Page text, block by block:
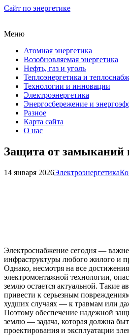
Сайт по энергетике
Меню
Атомная энергетика
Возобновляемая энергетика
Нефть, газ и уголь
Теплоэнергетика и
Технологии и инновации
Электроэнергетика
Энергосбережение и
Разное
Карта сайта
О нас
Защита от замыканий
14 января 2026Электроэнергетика
Электроснабжение сегодня —
инфраструктуры любого жилого и
Однако, несмотря на все
электромонтажной технологии,
землю остается актуальной. Такие
привести к серьезным
худших случаях — к травмам или
Поэтому обеспечение надежной
землю — задача, которая должна
проектирования и эксплуатации